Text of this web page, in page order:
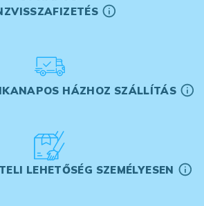
HÁZHOZ SZÁLLÍTÁS
LEHETŐSÉG SZEMÉLYESEN